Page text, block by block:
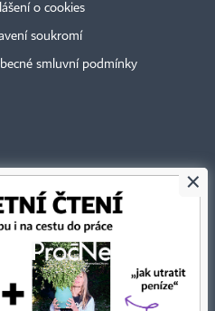
o cookies
soukromí
smluvní podmínky
písemného svolení vydavatele je
×